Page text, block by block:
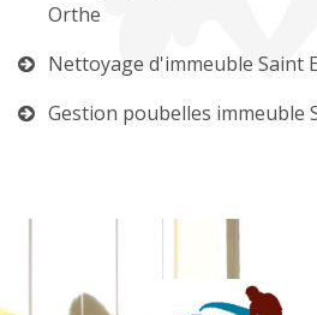
Orthe
Nettoyage d'immeuble Saint
Gestion poubelles immeuble